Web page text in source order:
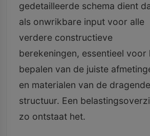
gedetailleerde schema dient
als onwrikbare input voor alle
verdere constructieve
berekeningen, essentieel voor
bepalen van de juiste
en materialen van de dragende
structuur. Een
zo ontstaat het.